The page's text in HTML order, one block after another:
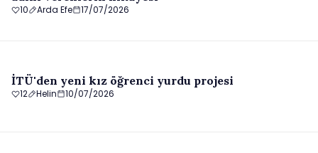
10 Arda Efe 17/07/2026
İTÜ'den yeni kız öğrenci yurdu projesi
12 Helin 10/07/2026